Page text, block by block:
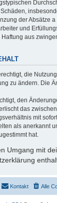
der Absätze
und
aus
die
zu ändern. Die
den
das
mit
als anerkannt
hat.
Umgang mit
Alle
Kontakt